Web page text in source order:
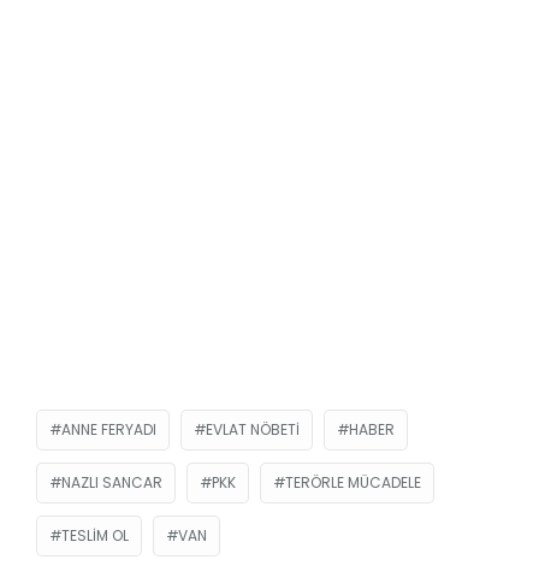
ANNE FERYADI EVLAT NÖBETI HABER
NAZLI SANCAR PKK TERÖRLE MÜCADELE
TESLIM OL VAN